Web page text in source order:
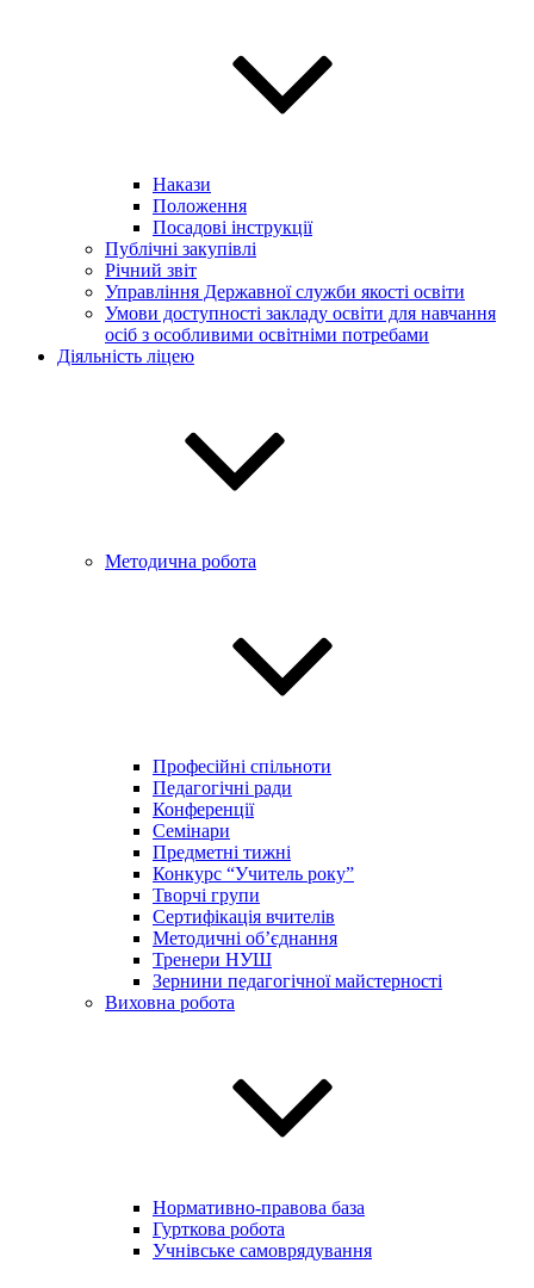
Накази
Положення
Посадові інструкції
Публічні закупівлі
Річний звіт
Управління Державної служби якості освіти
Умови доступності закладу освіти для навчання
осіб з особливими освітніми потребами
Діяльність ліцею
Методична робота
Професійні спільноти
Педагогічні ради
Конференції
Семінари
Предметні тижні
Конкурс “Учитель року”
Творчі групи
Сертифікація вчителів
Методичні об’єднання
Тренери НУШ
Зернини педагогічної майстерності
Виховна робота
Нормативно-правова база
Гурткова робота
Учнівське самоврядування